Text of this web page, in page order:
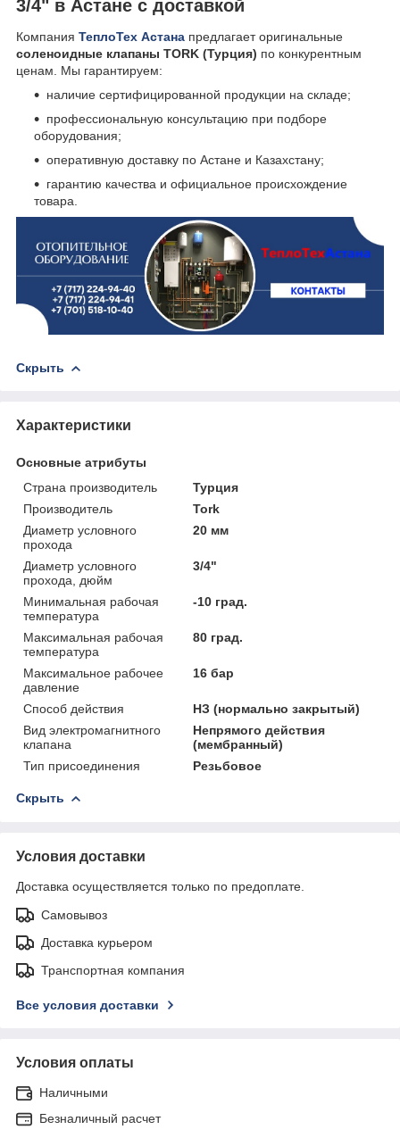
3/4" в Астане с доставкой
Компания ТеплоТех Астана предлагает оригинальные
соленоидные клапаны TORK (Турция) по конкурентным
ценам. Мы гарантируем:
наличие сертифицированной продукции на складе;
профессиональную консультацию при подборе
оборудования;
оперативную доставку по Астане и Казахстану;
гарантию качества и официальное происхождение
товара.
Скрыть
Характеристики
Основные атрибуты
Страна производитель
Турция
Производитель
Tork
Диаметр условного
прохода
20 мм
Диаметр условного
прохода, дюйм
3/4"
Минимальная рабочая
температура
-10 град.
Максимальная рабочая
температура
80 град.
Максимальное рабочее
давление
16 бар
Способ действия
НЗ (нормально закрытый)
Вид электромагнитного
клапана
Непрямого действия
(мембранный)
Тип присоединения
Резьбовое
Скрыть
Условия доставки
Доставка осуществляется только по предоплате.
Самовывоз
Доставка курьером
Транспортная компания
Все условия доставки
Условия оплаты
Наличными
Безналичный расчет